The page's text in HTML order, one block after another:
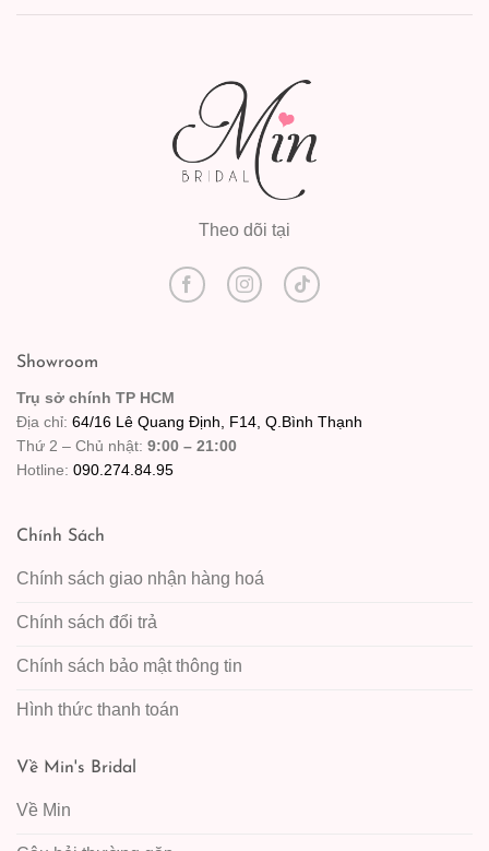
Theo dõi tại
Showroom
Trụ sở chính TP HCM
Địa chỉ: 64/16 Lê Quang Định, F14, Q.Bình Thạnh
Thứ 2 – Chủ nhật: 9:00 – 21:00
Hotline: 090.274.84.95
Chính Sách
Chính sách giao nhận hàng hoá
Chính sách đổi trả
Chính sách bảo mật thông tin
Hình thức thanh toán
Về Min's Bridal
Về Min